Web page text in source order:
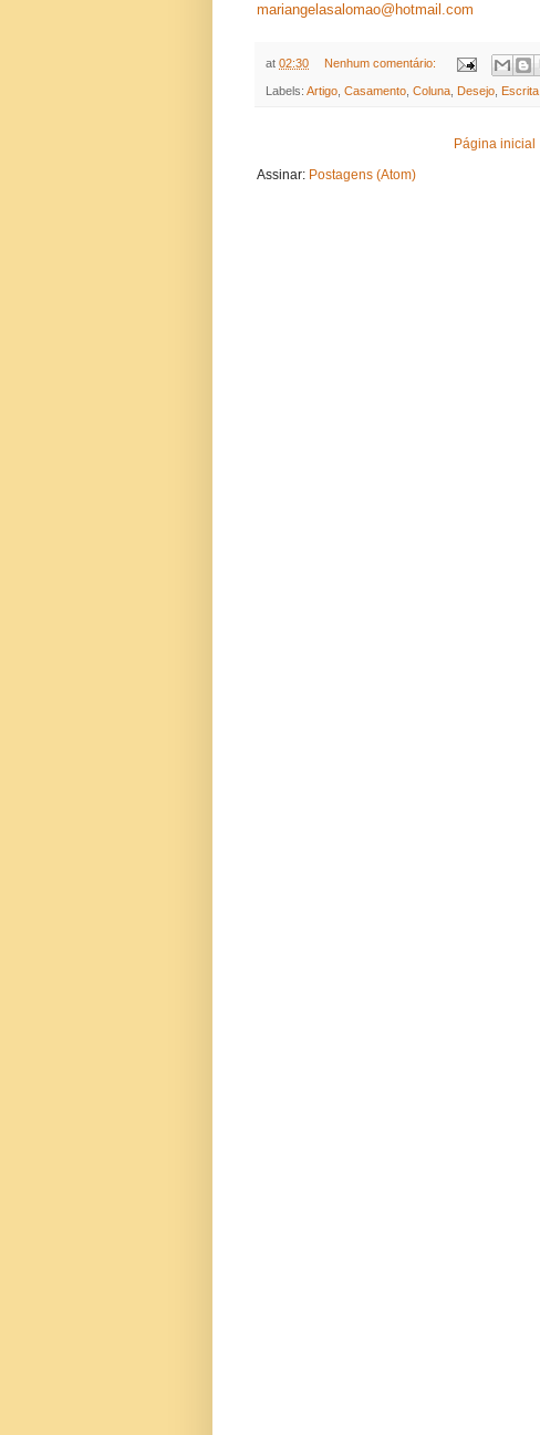
mariangelasalomao@hotmail.com
at 02:30 Nenhum comentário:
Labels: Artigo Casamento Coluna Desejo Escrita
Página inicial
Assinar: Postagens (Atom)